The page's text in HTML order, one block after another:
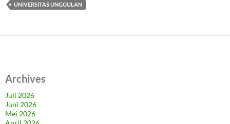
UNIVERSITAS UNGGULAN
Archives
Juli 2026
Juni 2026
Mei 2026